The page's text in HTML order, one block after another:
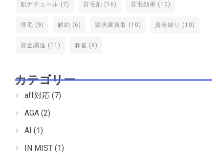
肌ナチュール (7) 育毛剤 (16) 育毛効果 (10)
薄毛 (9) 解約 (6) 請求書買取 (10) 資金繰り (10)
資金調達 (11) 麻雀 (8)
カテゴリー
aff対応 (7)
AGA (2)
AI (1)
IN MIST (1)